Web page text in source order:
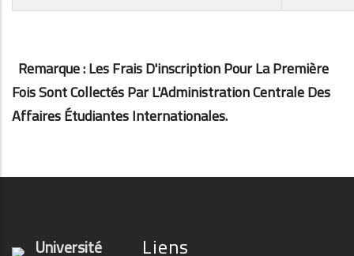
Remarque : Les Frais D'inscription Pour La Première
Fois Sont Collectés Par L'Administration Centrale Des
Affaires Étudiantes Internationales.
Université Liens